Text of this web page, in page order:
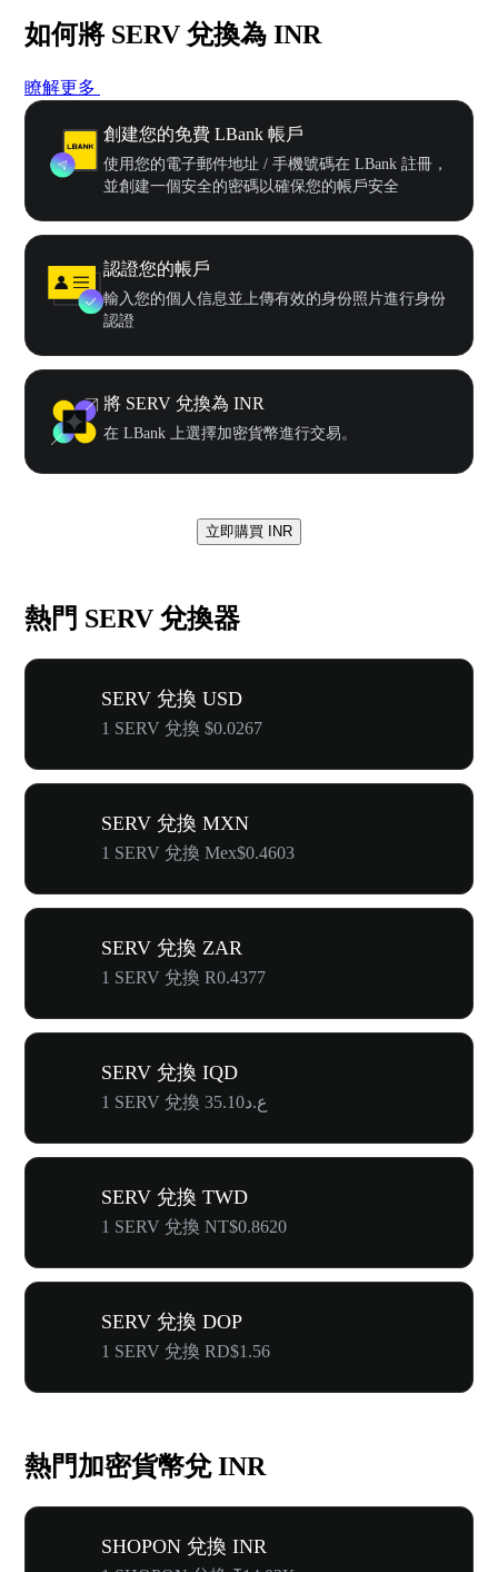
如何將 SERV 兌換為 INR
瞭解更多
創建您的免費 LBank 帳戶
使用您的電子郵件地址 / 手機號碼在 LBank 註冊，
並創建一個安全的密碼以確保您的帳戶安全
認證您的帳戶
輸入您的個人信息並上傳有效的身份照片進行身份
認證
將 SERV 兌換為 INR
在 LBank 上選擇加密貨幣進行交易。
立即購買 INR
熱門 SERV 兌換器
SERV 兌換 USD
1 SERV 兌換 $0.0267
SERV 兌換 MXN
1 SERV 兌換 Mex$0.4603
SERV 兌換 ZAR
1 SERV 兌換 R0.4377
SERV 兌換 IQD
1 SERV 兌換 ع.د35.10
SERV 兌換 TWD
1 SERV 兌換 NT$0.8620
SERV 兌換 DOP
1 SERV 兌換 RD$1.56
熱門加密貨幣兌 INR
SHOPON 兌換 INR